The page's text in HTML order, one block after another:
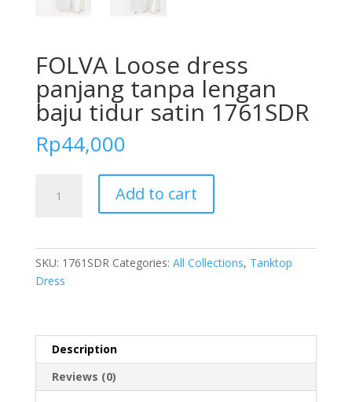
FOLVA Loose dress
panjang tanpa lengan
baju tidur satin 1761SDR
Rp44,000
Loose
1761SDR
quantity
Add to cart
SKU: 1761SDR Categories: All Collections, Tanktop
Dress
Description
Reviews (0)